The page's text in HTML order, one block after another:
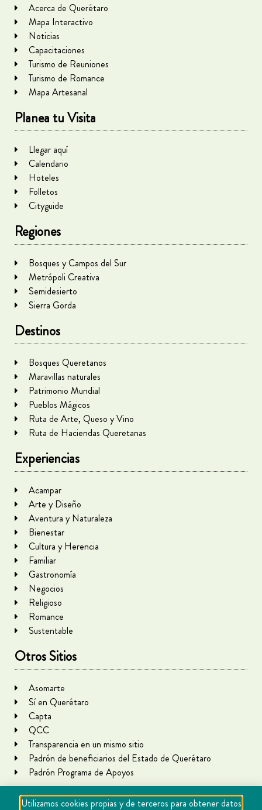
Acerca de Querétaro
Mapa Interactivo
Noticias
Capacitaciones
Turismo de Reuniones
Turismo de Romance
Mapa Artesanal
Planea tu Visita
Llegar aquí
Calendario
Hoteles
Folletos
Cityguide
Regiones
Bosques y Campos del Sur
Metrópoli Creativa
Semidesierto
Sierra Gorda
Destinos
Bosques Queretanos
Maravillas naturales
Patrimonio Mundial
Pueblos Mágicos
Ruta de Arte, Queso y Vino
Ruta de Haciendas Queretanas
Experiencias
Acampar
Arte y Diseño
Aventura y Naturaleza
Bienestar
Cultura y Herencia
Familiar
Gastronomía
Negocios
Religioso
Romance
Sustentable
Otros Sitios
Asomarte
Sí en Querétaro
Capta
QCC
Transparencia en un mismo sitio
Padrón de beneficiarios del Estado de Querétaro
Padrón Programa de Apoyos
Utilizamos cookies propias y de terceros para obtener datos